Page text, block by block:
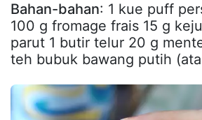
Bahan-bahan: 1 kue puff
100 g fromage frais 15 g
parut 1 butir telur 20 g
teh bubuk bawang putih